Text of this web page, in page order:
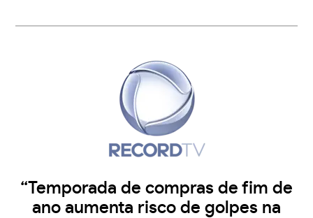
“Temporada de compras de fim de
ano aumenta risco de golpes na